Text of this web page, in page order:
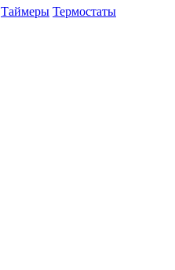
Таймеры Термостаты